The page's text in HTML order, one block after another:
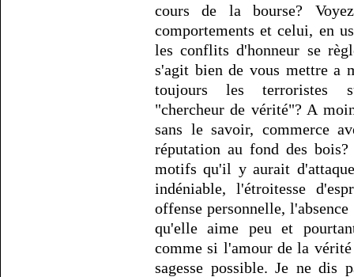
cours de la bourse?
comportements et celui, en
les conflits d'honneur se
s'agit bien de vous mettre a
toujours les terroristes
"chercheur de vérité"? A
sans le savoir, commerce
réputation au fond des
motifs qu'il y aurait
indéniable, l'étroitesse
offense personnelle,
qu'elle aime peu et
comme si l'amour de la
sagesse possible. Je ne dis